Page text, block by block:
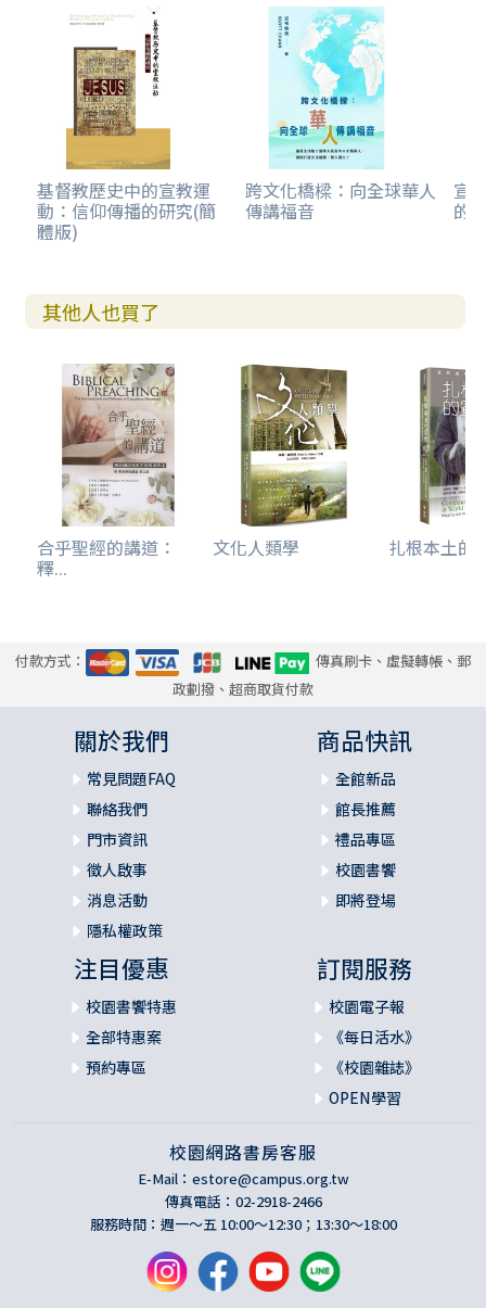
基督教歷史中的宣教運
動：信仰傳播的研究(簡
體版)
跨文化橋樑：向全球華人
傳講福音
宣
的
其他人也買了
合乎聖經的講道：
釋...
文化人類學 扎根本土的
付款方式：
傳真刷卡、虛擬轉帳、郵
政劃撥、超商取貨付款
關於我們
常見問題FAQ
聯絡我們
門市資訊
徵人啟事
消息活動
隱私權政策
商品快訊
全館新品
館長推薦
禮品專區
校園書饗
即將登場
注目優惠
校園書饗特惠
全部特惠案
預約專區
訂閱服務
校園電子報
《每日活水》
《校園雜誌》
OPEN學習
校園網路書房客服
E-Mail： estore@campus.org.tw
傳真電話：02-2918-2466
服務時間：週一～五 10:00～12:30；13:30～18:00